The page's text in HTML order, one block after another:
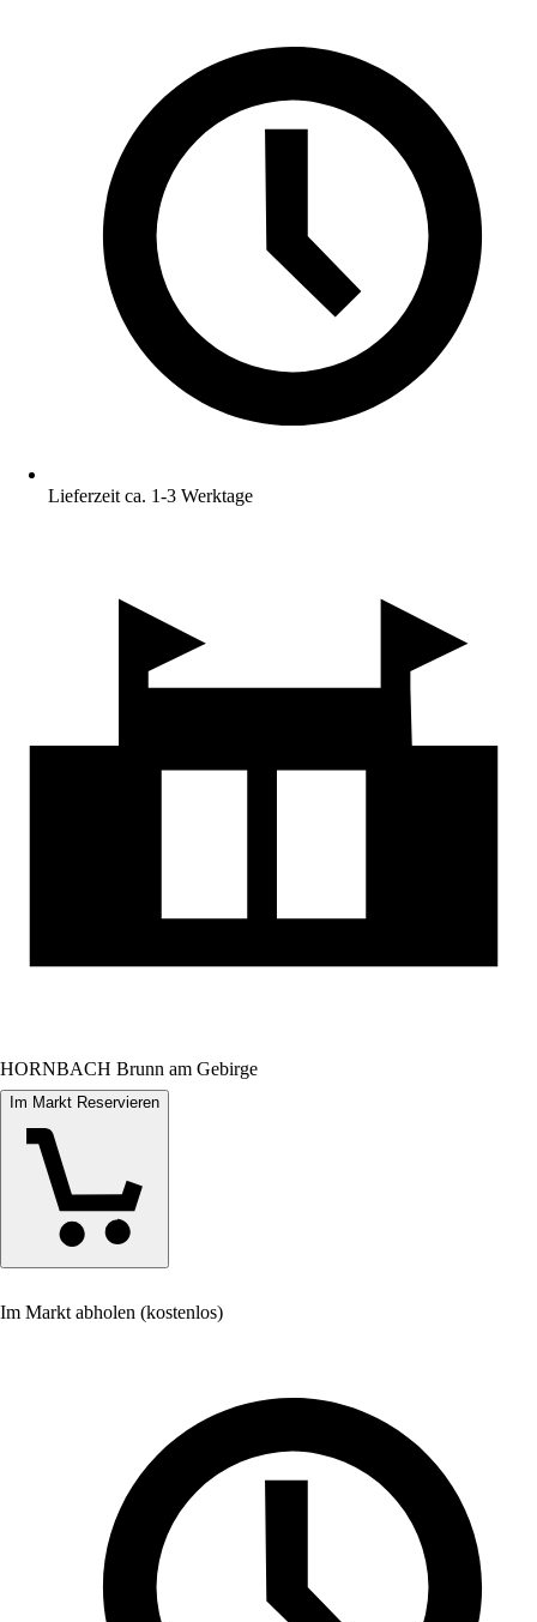
Lieferzeit ca. 1-3 Werktage
HORNBACH Brunn am Gebirge
Im Markt Reservieren
Im Markt abholen (kostenlos)